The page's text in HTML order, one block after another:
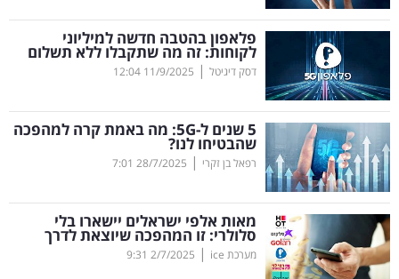
טלוויזיה
עסקי
ספורט
קריירה
ולימודים
מינויים
רייטינג
פלאפון בהטבה חדשה למיליוני
לקוחות: זה מה שתקבלו ללא תשלום
דסק דיגיטל |
11/9/2025
12:04
5 שנים ל-5 G : מה באמת קרה למהפכה
שהבטיחו לנו?
רפאל בן זקרי |
28/7/2025
7:01
מאות אלפי ישראלים יישארו בלי
סלולרי: זו המהפכה שיוצאת לדרך
מערכת ice |
2/7/2025
9:31